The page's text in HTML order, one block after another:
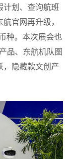
划、查询航班
官网再升级，
种。本次展会也
品、东航机队图
隐藏款文创产